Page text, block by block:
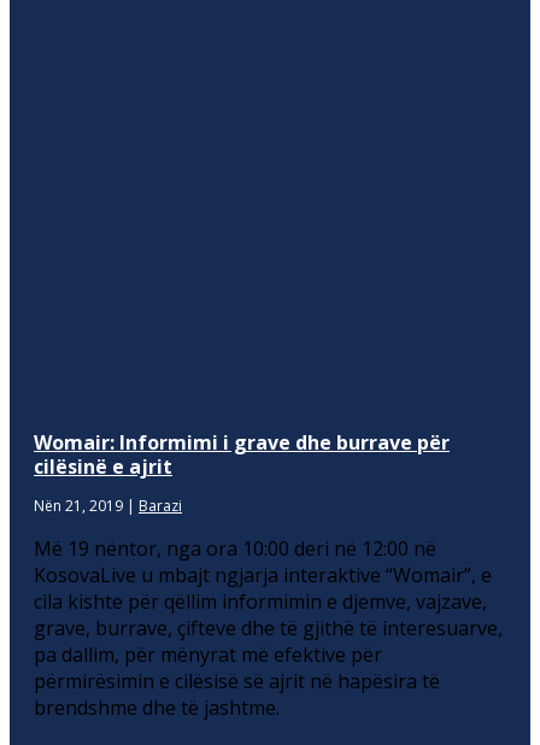
Womair: Informimi i grave dhe burrave për
cilësinë e ajrit
Nën 21, 2019 | Barazi
Më 19 nëntor, nga ora 10:00 deri në 12:00 në
KosovaLive u mbajt ngjarja interaktive “Womair”, e
cila kishte për qëllim informimin e djemve, vajzave,
grave, burrave, çifteve dhe të gjithë të interesuarve,
pa dallim, për mënyrat më efektive për
përmirësimin e cilësisë së ajrit në hapësira të
brendshme dhe të jashtme.